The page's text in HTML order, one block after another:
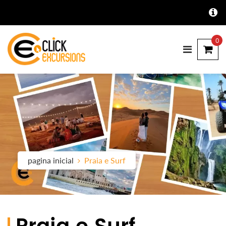
0
pagina inicial Praia e Surf